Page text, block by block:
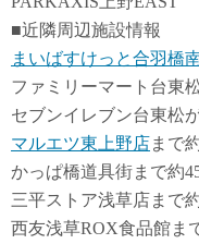
■近隣周辺施設情報
まいばすけっと合羽橋
ファミリーマート台東
セブンイレブン台東松
マルエツ東上野店まで
かっぱ橋道具街まで約
三平ストア浅草店まで
西友浅草ROX食品館ま